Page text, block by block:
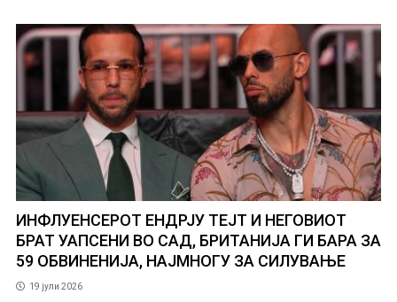
ИНФЛУЕНСЕРОТ ЕНДРЈУ ТЕЈТ И НЕГОВИОТ
БРАТ УАПСЕНИ ВО САД, БРИТАНИЈА ГИ БАРА ЗА
59 ОБВИНЕНИЈА, НАЈМНОГУ ЗА СИЛУВАЊЕ
19 јули 2026